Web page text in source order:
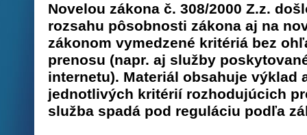
Novelou zákona č. 308/2000 Z.z.
rozsahu pôsobnosti zákona aj na
zákonom vymedzené kritériá bez
prenosu (napr. aj služby
internetu). Materiál obsahuje výklad
jednotlivých kritérií rozhodujúcich
služba spadá pod reguláciu podľa